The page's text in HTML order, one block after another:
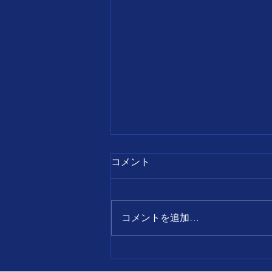
7月28日
【誕生日の名言】 すべて
ればチャンスとなり、 後ろ
向きに考えればピンチとなる。
問題である。 福島正
コメント
コメントを追加…